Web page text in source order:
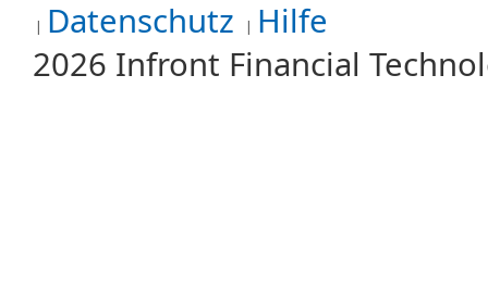
Datenschutz Hilfe
2026 Infront Financial